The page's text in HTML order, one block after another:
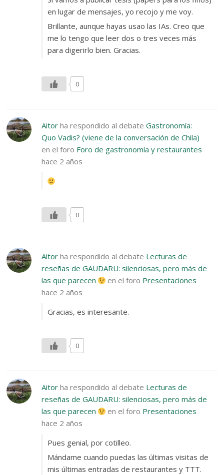
en lugar de mensajes, yo recojo y me voy.
Brillante, aunque hayas usao las IAs. Creo que
me lo tengo que leer dos o tres veces más
para digerirlo bien. Gracias.
0
Aitor ha respondido al debateGastronomía:
Quo Vadis? (viene de la conversación de Chila)
en el foro Foro de gastronomía y restaurantes
hace 2 años
0
Aitor ha respondido al debate Lecturas de
reseñas de GAUDARU: silenciosas, pero más de
las que parecen
en el foro Presentaciones
hace 2 años
Gracias, es interesante.
0
Aitor ha respondido al debate Lecturas de
reseñas de GAUDARU: silenciosas, pero más de
las que parecen
en el foro Presentaciones
hace 2 años
Pues genial, por cotilleo.
Mándame cuando puedas las últimas visitas de
mis últimas entradas de restaurantes y TTT.